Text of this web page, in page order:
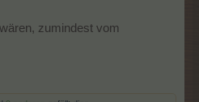
zumindest vom